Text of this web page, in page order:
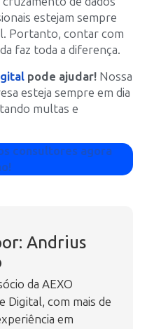
estejam sempre
Portanto, contar com
faz toda a diferença.
pode ajudar! Nossa
esteja sempre em dia
multas e
consultores agora
Andrius
da AEXO
Digital, com mais de
em